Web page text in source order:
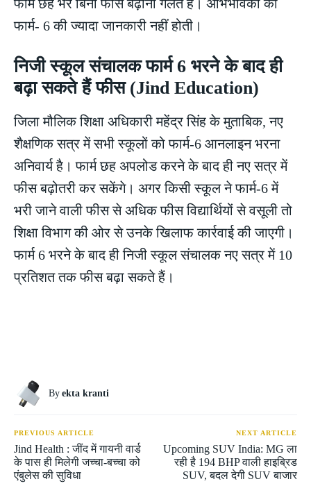
फार्म छह भरे बिना फीस बढ़ाना गलत है। अभिभावकों को
फार्म- 6 की ज्यादा जानकारी नहीं होती।
निजी स्कूल संचालक फार्म 6 भरने के बाद ही
बढ़ा सकते हैं फीस (Jind Education)
जिला मौलिक शिक्षा अधिकारी महेंद्र सिंह के मुताबिक, नए
शैक्षणिक सत्र में सभी स्कूलों को फार्म-6 आनलाइन भरना
अनिवार्य है। फार्म छह अपलोड करने के बाद ही नए सत्र में
फीस बढ़ोतरी कर सकेंगे। अगर किसी स्कूल ने फार्म-6 में
भरी जाने वाली फीस से अधिक फीस विद्यार्थियों से वसूली तो
शिक्षा विभाग की ओर से उनके खिलाफ कार्रवाई की जाएगी।
फार्म 6 भरने के बाद ही निजी स्कूल संचालक नए सत्र में 10
प्रतिशत तक फीस बढ़ा सकते हैं।
By ekta kranti
PREVIOUS ARTICLE
Jind Health : जींद में गायनी वार्ड
के पास ही मिलेगी जच्चा-बच्चा को
एंबुलेस की सुविधा
NEXT ARTICLE
Upcoming SUV India: MG ला
रही है 194 BHP वाली हाइब्रिड
SUV, बदल देगी SUV बाजार